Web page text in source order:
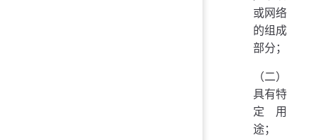
或网络
的组成
部分；
（二）
具有特
定用
途；